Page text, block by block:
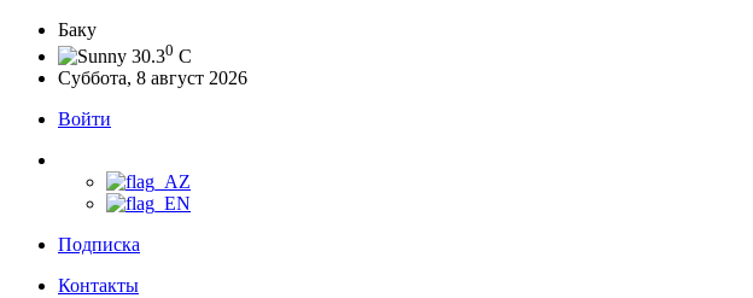
Баку
30.30 C
Суббота, 8 август 2026
Войти
Подписка
Контакты